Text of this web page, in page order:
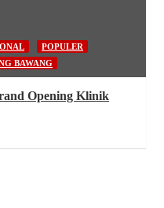
POPULER
BAWANG
Opening Klinik